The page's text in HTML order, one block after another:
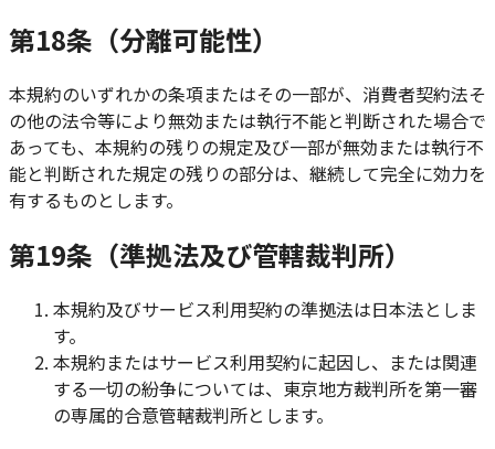
第18条（分離可能性）
本規約のいずれかの条項またはその一部が、消費者契約法そ
の他の法令等により無効または執行不能と判断された場合で
あっても、本規約の残りの規定及び一部が無効または執行不
能と判断された規定の残りの部分は、継続して完全に効力を
有するものとします。
第19条（準拠法及び管轄裁判所）
本規約及びサービス利用契約の準拠法は日本法としま
す。
本規約またはサービス利用契約に起因し、または関連
する一切の紛争については、東京地方裁判所を第一審
の専属的合意管轄裁判所とします。